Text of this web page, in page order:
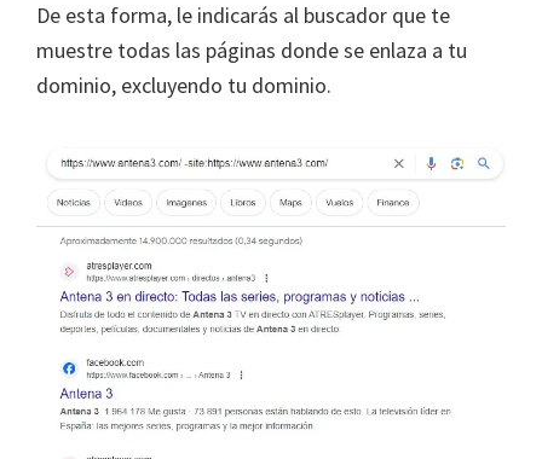
De esta forma, le indicarás al buscador que te
muestre todas las páginas donde se enlaza a tu
dominio, excluyendo tu dominio.